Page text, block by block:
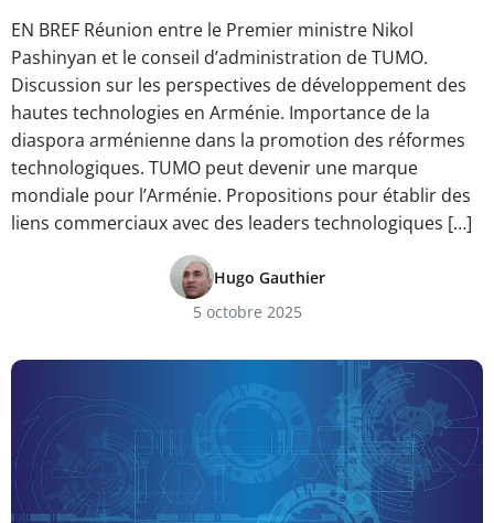
EN BREF Réunion entre le Premier ministre Nikol
Pashinyan et le conseil d’administration de TUMO.
Discussion sur les perspectives de développement des
hautes technologies en Arménie. Importance de la
diaspora arménienne dans la promotion des réformes
technologiques. TUMO peut devenir une marque
mondiale pour l’Arménie. Propositions pour établir des
liens commerciaux avec des leaders technologiques […]
Hugo Gauthier
5 octobre 2025